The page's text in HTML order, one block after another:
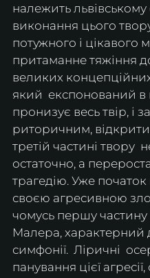
належить львівському
виконання цього
потужного і цікавого
притаманне тяжіння
великих
який  експонований в
пронизує весь твір, і
риторичним,
третій частині твору
остаточно, а
трагедію. Уже
своєю агресивною
чомусь першу частину
Малера, характерний
симфонії.  Ліричні
панування цієї